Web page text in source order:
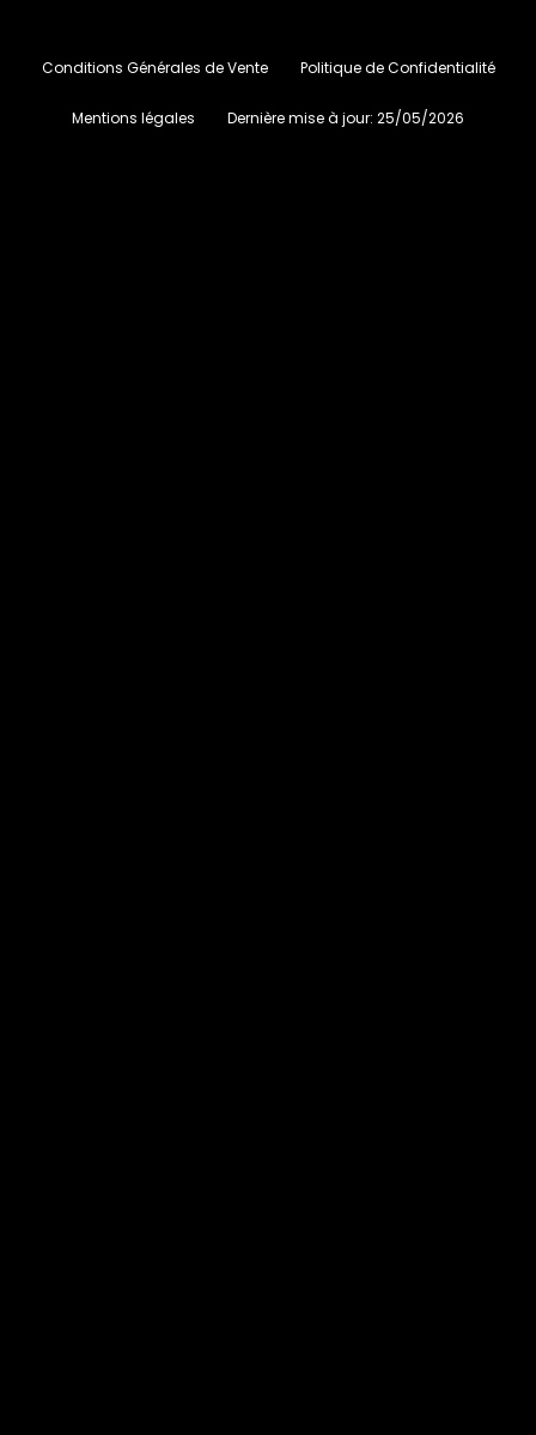
Conditions Générales de Vente Politique de Confidentialité
Mentions légales Dernière mise à jour: 25/05/2026